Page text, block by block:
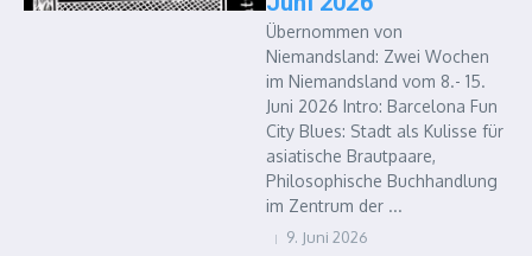
Übernommen von
Niemandsland: Zwei Wochen
im Niemandsland vom 8.- 15.
Juni 2026 Intro: Barcelona Fun
City Blues: Stadt als Kulisse für
asiatische Brautpaare,
Philosophische Buchhandlung
im Zentrum der ...
9. Juni 2026